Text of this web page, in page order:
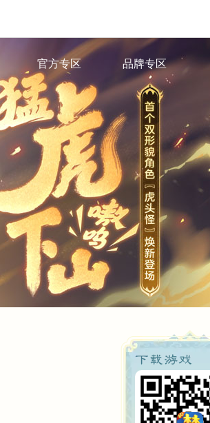
官方专区 品牌专区
· 官方微信
官方微博
·官方B站
官方抖音
藏宝阁
·网易大神
· IP小说
IP有声剧